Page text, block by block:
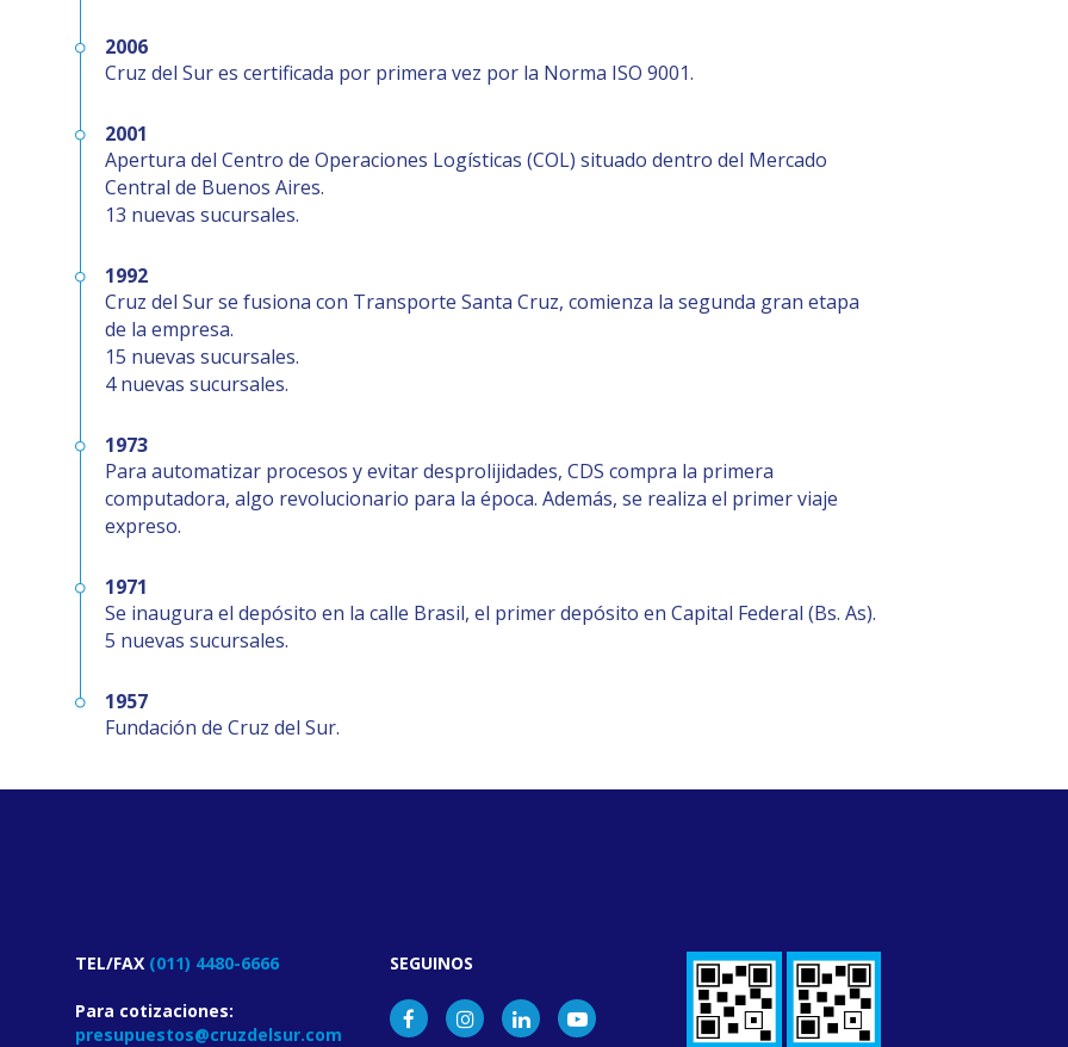
2006
Cruz del Sur es certificada por primera vez por la Norma ISO 9001.
2001
Apertura del Centro de Operaciones Logísticas (COL) situado dentro del Mercado
Central de Buenos Aires.
13 nuevas sucursales.
1992
Cruz del Sur se fusiona con Transporte Santa Cruz, comienza la segunda gran etapa
de la empresa.
15 nuevas sucursales.
4 nuevas sucursales.
1973
Para automatizar procesos y evitar desprolijidades, CDS compra la primera
computadora, algo revolucionario para la época. Además, se realiza el primer viaje
expreso.
1971
Se inaugura el depósito en la calle Brasil, el primer depósito en Capital Federal (Bs. As).
5 nuevas sucursales.
1957
Fundación de Cruz del Sur.
TEL/FAX (011) 4480-6666
Para cotizaciones:
presupuestos@cruzdelsur.com
SEGUINOS